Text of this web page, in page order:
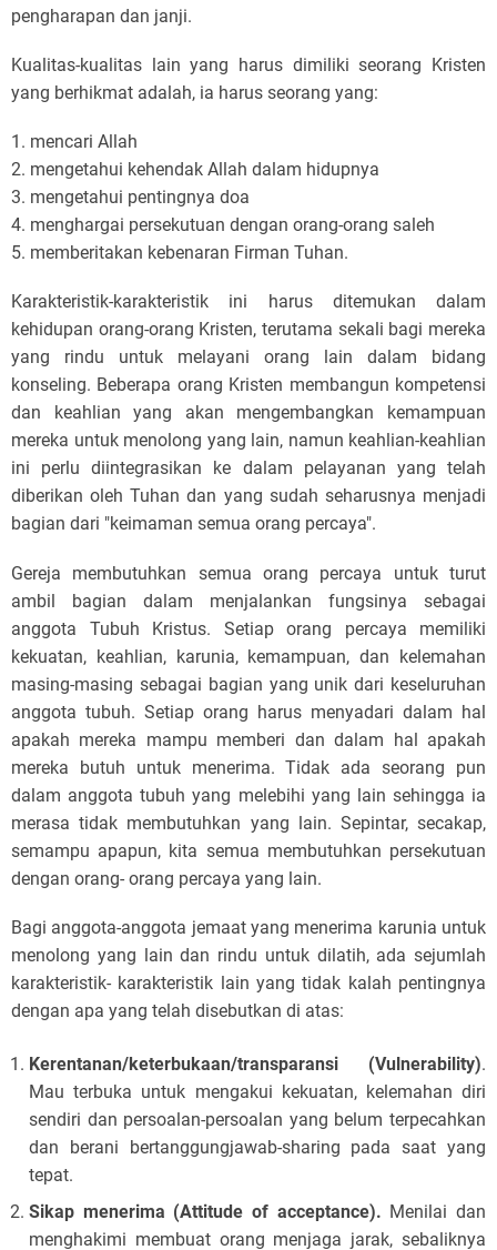
pengharapan dan janji.
Kualitas-kualitas lain yang harus dimiliki seorang Kristen
yang berhikmat adalah, ia harus seorang yang:
1. mencari Allah
2. mengetahui kehendak Allah dalam hidupnya
3. mengetahui pentingnya doa
4. menghargai persekutuan dengan orang-orang saleh
5. memberitakan kebenaran Firman Tuhan.
Karakteristik-karakteristik ini harus ditemukan dalam
kehidupan orang-orang Kristen, terutama sekali bagi mereka
yang rindu untuk melayani orang lain dalam bidang
konseling. Beberapa orang Kristen membangun kompetensi
dan keahlian yang akan mengembangkan kemampuan
mereka untuk menolong yang lain, namun keahlian-keahlian
ini perlu diintegrasikan ke dalam pelayanan yang telah
diberikan oleh Tuhan dan yang sudah seharusnya menjadi
bagian dari "keimaman semua orang percaya".
Gereja membutuhkan semua orang percaya untuk turut
ambil bagian dalam menjalankan fungsinya sebagai
anggota Tubuh Kristus. Setiap orang percaya memiliki
kekuatan, keahlian, karunia, kemampuan, dan kelemahan
masing-masing sebagai bagian yang unik dari keseluruhan
anggota tubuh. Setiap orang harus menyadari dalam hal
apakah mereka mampu memberi dan dalam hal apakah
mereka butuh untuk menerima. Tidak ada seorang pun
dalam anggota tubuh yang melebihi yang lain sehingga ia
merasa tidak membutuhkan yang lain. Sepintar, secakap,
semampu apapun, kita semua membutuhkan persekutuan
dengan orang- orang percaya yang lain.
Bagi anggota-anggota jemaat yang menerima karunia untuk
menolong yang lain dan rindu untuk dilatih, ada sejumlah
karakteristik- karakteristik lain yang tidak kalah pentingnya
dengan apa yang telah disebutkan di atas:
Kerentanan/keterbukaan/transparansi (Vulnerability).
Mau terbuka untuk mengakui kekuatan, kelemahan diri
sendiri dan persoalan-persoalan yang belum terpecahkan
dan berani bertanggungjawab-sharing pada saat yang
tepat.
Sikap menerima (Attitude of acceptance). Menilai dan
menghakimi membuat orang menjaga jarak, sebaliknya